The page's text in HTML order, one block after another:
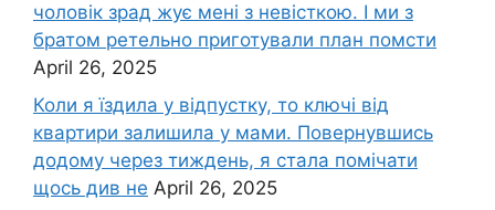
чоловік зpад жує мені з невісткою. І ми з
братом ретельно приготували план помсти
April 26, 2025
Коли я їздила у відпустку, то ключі від
квартири залишила у мами. Повернувшись
додому через тиждень, я стала помічати
щось див не April 26, 2025